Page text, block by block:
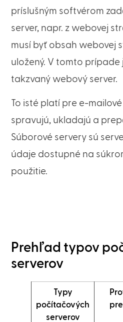
príslušným softvérom
server, napr. z webovej
musí byť obsah webovej
uložený. V tomto prípade
takzvaný webový server.
To isté platí pre e-
spravujú, ukladajú a
Súborové servery sú
údaje dostupné na
použitie.
Prehľad typov
serverov
Typy
počítačových
serverov